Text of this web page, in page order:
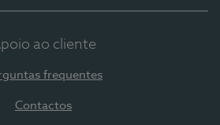
ao cliente
frequentes
Contactos